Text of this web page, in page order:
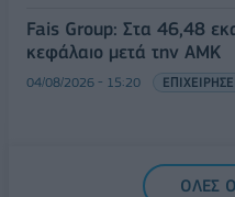
Fais Group: Στα 46,48
κεφάλαιο μετά την ΑΜΚ
04/08/2026 - 15:20
ΟΛΕΣ